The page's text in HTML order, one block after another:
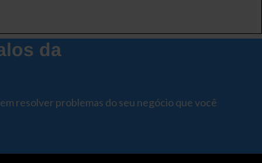
da
resolver problemas do seu negócio que você